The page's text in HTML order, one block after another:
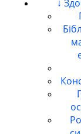
↓